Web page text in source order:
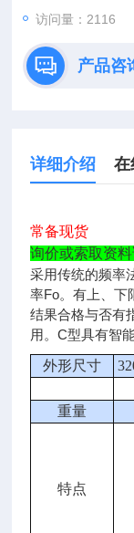
访问量：2116
产品咨
详细介绍 在
常备现货
询价或索取资
采用传统的频率
率Fo。有上、下
结果合格与否有
用。C型具有智
外形尺寸
重量
特点